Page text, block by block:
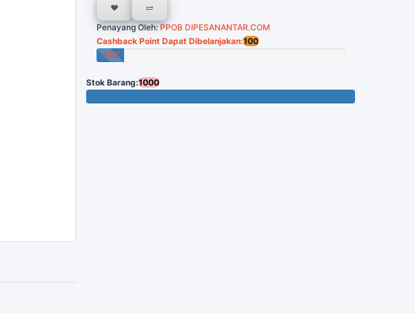
Penayang Oleh:PPOB DIPESANANTAR.COM
Cashback Point Dapat Dibelanjakan:100
100
Stok Barang:1000